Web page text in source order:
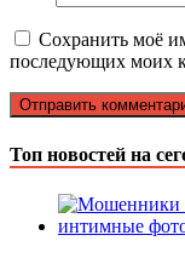
Сохранить моё
последующих моих
Топ новостей на